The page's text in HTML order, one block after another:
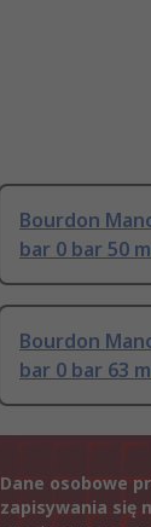
Bourdon
bar 0 bar 50
Bourdon
bar 0 bar 63
Dane osobowe
zapisywania się